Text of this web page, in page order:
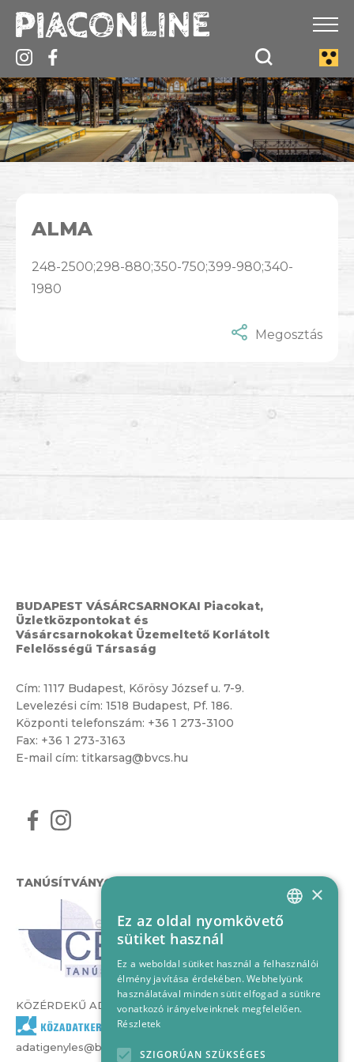
ALMA
248-2500;298-880;350-750;399-980;340-
1980
Megosztás
BUDAPEST VÁSÁRCSARNOKAI Piacokat,
Üzletközpontokat és
Vásárcsarnokokat Üzemeltető Korlátolt
Felelősségű Társaság
Cím: 1117 Budapest, Kőrösy József u. 7-9.
Levelezési cím: 1518 Budapest, Pf. 186.
Központi telefonszám: +36 1 273-3100
Fax: +36 1 273-3163
E-mail cím: titkarsag@bvcs.hu
TANÚSÍTVÁNYOK
KÖZÉRDEKŰ ADATOK
adatigenyles@bvcs.hu
HUNGARIAN
×
Ez az oldal nyomkövető
sütiket használ
Ez a weboldal sütiket használ a felhasználói
élmény javítása érdekében. Webhelyünk
használatával minden sütit elfogad a sütikre
vonatkozó irányelveinknek megfelelően.
Részletek
SZIGORÚAN SZÜKSÉGES